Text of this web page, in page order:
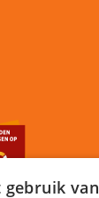
gebruik van